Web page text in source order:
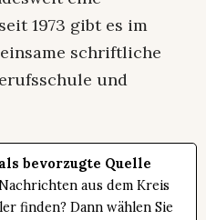
1973 gibt es im
schriftliche
und
bevorzugte Quelle
aus dem Kreis
finden? Dann wählen Sie